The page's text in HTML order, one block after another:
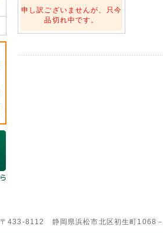
申し訳ございませんが、只今
品切れ中です。
〒433-8112 静岡県浜松市北区初生町